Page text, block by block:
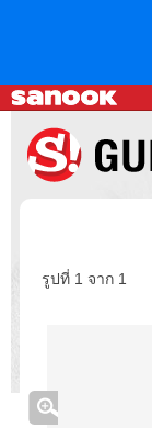
รูปที่ 1 จาก 1